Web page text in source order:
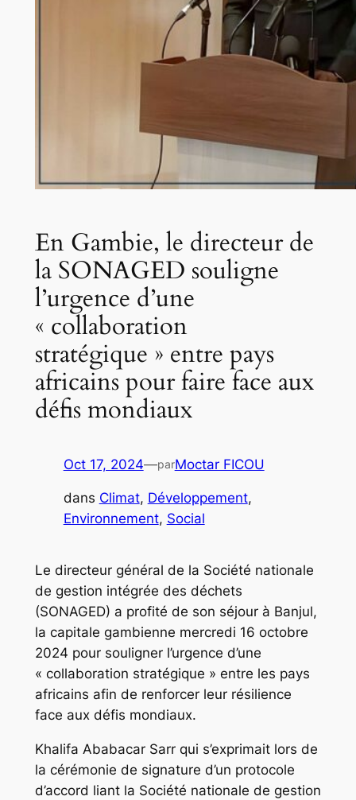
En Gambie, le directeur de
la SONAGED souligne
l’urgence d’une
« collaboration
stratégique » entre pays
africains pour faire face aux
défis mondiaux
Oct 17, 2024—parMoctar FICOU
dans Climat, Développement
Environnement, Social
Le directeur général de la Société nationale
de gestion intégrée des déchets
(SONAGED) a profité de son séjour à Banjul,
la capitale gambienne mercredi 16 octobre
2024 pour souligner l’urgence d’une
« collaboration stratégique » entre les pays
africains afin de renforcer leur résilience
face aux défis mondiaux.
Khalifa Ababacar Sarr qui s’exprimait lors de
la cérémonie de signature d’un protocole
d’accord liant la Société nationale de gestion